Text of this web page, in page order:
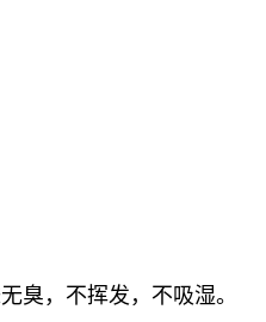
臭，不挥发，不吸湿。